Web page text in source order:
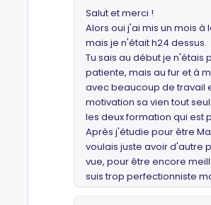
Salut et merci !
Alors oui j'ai mis un mois à
mais je n'était h24 dessus.
Tu sais au début je n'étais
patiente, mais au fur et à
avec beaucoup de travail
motivation sa vien tout
les deux formation qui est
Après j'étudie pour être
voulais juste avoir d'autre
vue, pour être encore
suis trop perfectionniste